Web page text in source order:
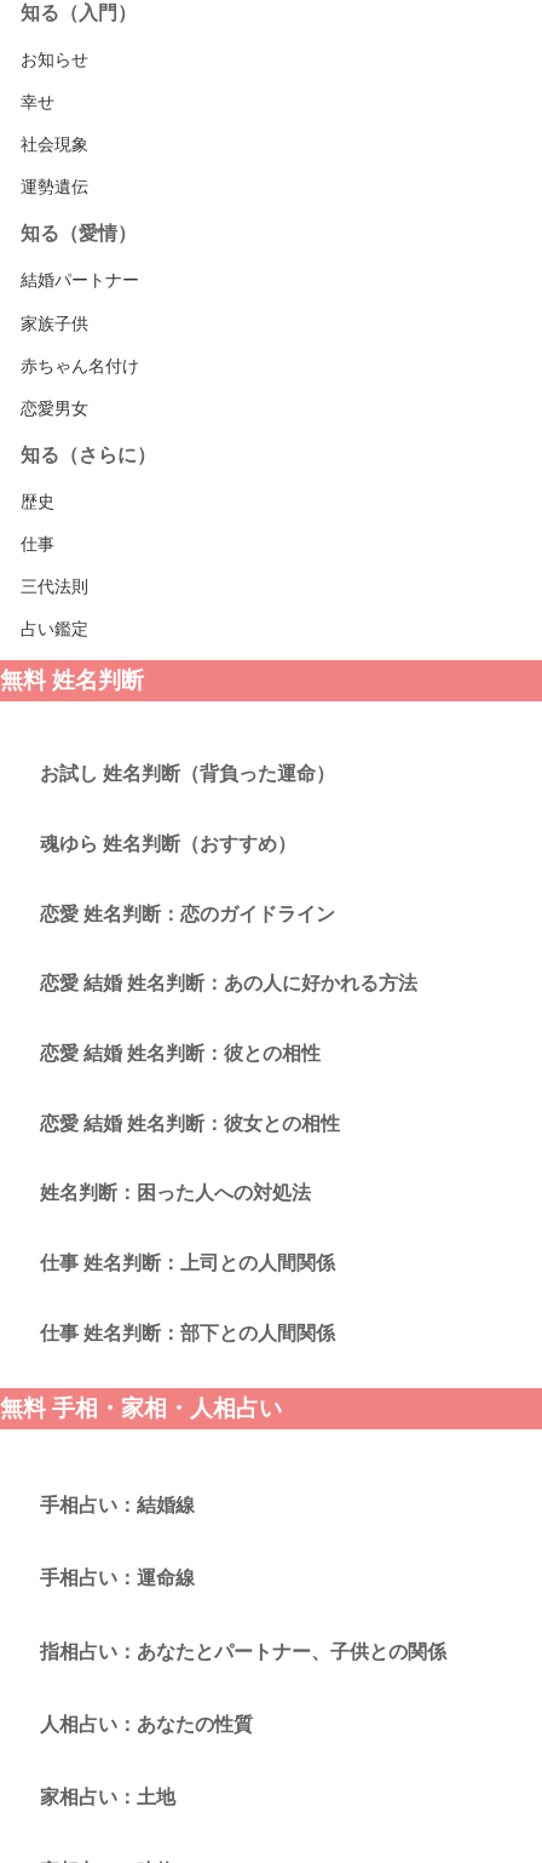
知る（入門）
お知らせ
幸せ
社会現象
運勢遺伝
知る（愛情）
結婚パートナー
家族子供
赤ちゃん名付け
恋愛男女
知る（さらに）
歴史
仕事
三代法則
占い鑑定
無料 姓名判断
お試し 姓名判断（背負った運命）
魂ゆら 姓名判断（おすすめ）
恋愛 姓名判断：恋のガイドライン
恋愛 結婚 姓名判断：あの人に好かれる方法
恋愛 結婚 姓名判断：彼との相性
恋愛 結婚 姓名判断：彼女との相性
姓名判断：困った人への対処法
仕事 姓名判断：上司との人間関係
仕事 姓名判断：部下との人間関係
無料 手相・家相・人相占い
手相占い：結婚線
手相占い：運命線
指相占い：あなたとパートナー、子供との関係
人相占い：あなたの性質
家相占い：土地